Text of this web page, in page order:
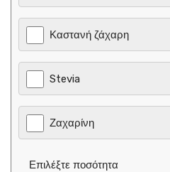
Καστανή ζάχαρη
Stevia
Ζαχαρίνη
Επιλέξτε ποσότητα